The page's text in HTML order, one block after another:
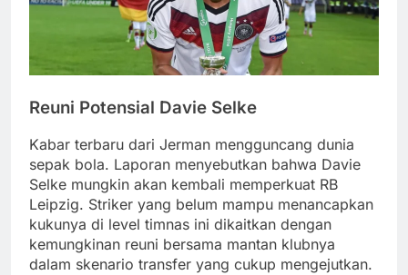
Reuni Potensial Davie Selke
Kabar terbaru dari Jerman mengguncang dunia
sepak bola. Laporan menyebutkan bahwa Davie
Selke mungkin akan kembali memperkuat RB
Leipzig. Striker yang belum mampu menancapkan
kukunya di level timnas ini dikaitkan dengan
kemungkinan reuni bersama mantan klubnya
dalam skenario transfer yang cukup mengejutkan.